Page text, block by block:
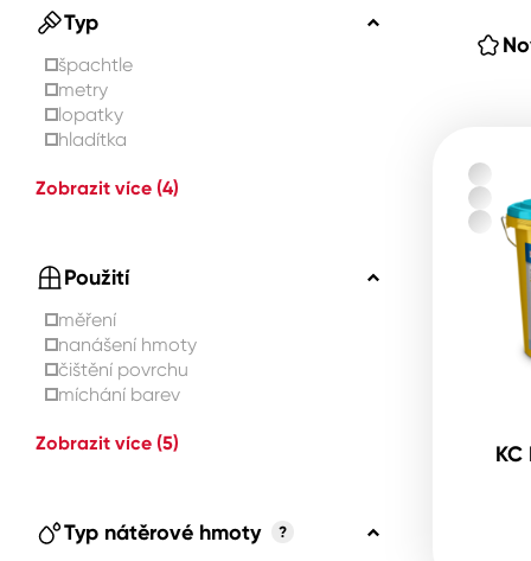
Typ
špachtle
metry
lopatky
hladítka
Zobrazit více (4)
Použití
měření
nanášení hmoty
čištění povrchu
míchání barev
Zobrazit více (5)
Typ nátěrové hmoty ?
KC